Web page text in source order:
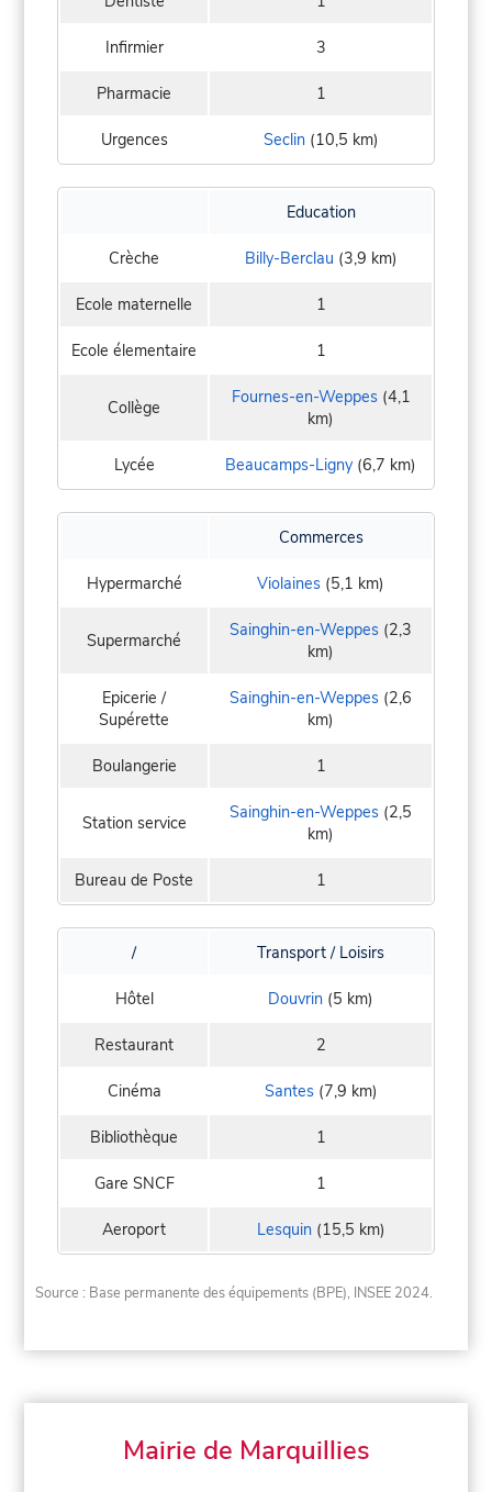
Infirmier 3
Pharmacie 1
Urgences Seclin(10,5 km)
Education
Crèche Billy-Berclau (3,9 km)
Ecole maternelle 1
Ecole élementaire 1
Collège Fournes-en-Weppes(4,1
km)
Lycée Beaucamps-Ligny (6,7 km)
Commerces
Hypermarché Violaines (5,1 km)
Supermarché Sainghin-en-Weppes (2,3
km)
Epicerie /
Supérette
Sainghin-en-Weppes (2,6
km)
Boulangerie 1
Station service Sainghin-en-Weppes (2,5
km)
Bureau de Poste 1
/ Transport / Loisirs
Hôtel Douvrin (5 km)
Restaurant 2
Cinéma Santes(7,9 km)
Bibliothèque 1
Gare SNCF 1
Aeroport Lesquin(15,5 km)
Source : Base permanente des équipements (BPE), INSEE 2024.
Mairie de Marquillies